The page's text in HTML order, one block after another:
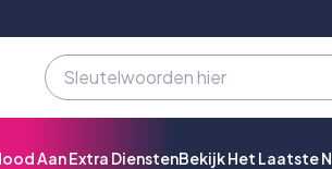
Aan Extra DienstenBekijk Het Laatste